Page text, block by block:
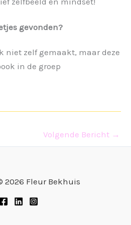
gevonden?
niet zelf gemaakt, maar deze
in de groep
Volgende Bericht →
2026 Fleur Bekhuis